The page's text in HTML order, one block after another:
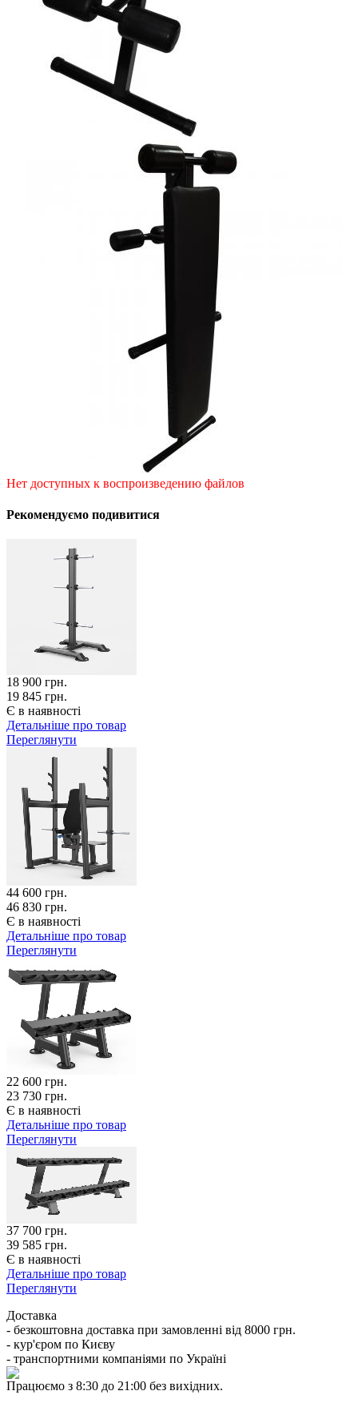
Нет доступных к воспроизведению файлов
Рекомендуємо подивитися
18 900 грн.
19 845 грн.
Є в наявності
Детальніше про товар
Переглянути
44 600 грн.
46 830 грн.
Є в наявності
Детальніше про товар
Переглянути
22 600 грн.
23 730 грн.
Є в наявності
Детальніше про товар
Переглянути
37 700 грн.
39 585 грн.
Є в наявності
Детальніше про товар
Переглянути
Доставка
- безкоштовна доставка при замовленні від 8000 грн.
- кур'єром по Києву
- транспортними компаніями по Україні
Працюємо з 8:30 до 21:00 без вихідних.